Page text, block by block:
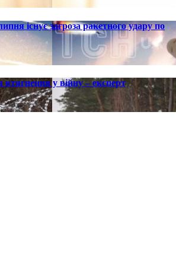
існує загроза ракетного удару по
у війну – експерт